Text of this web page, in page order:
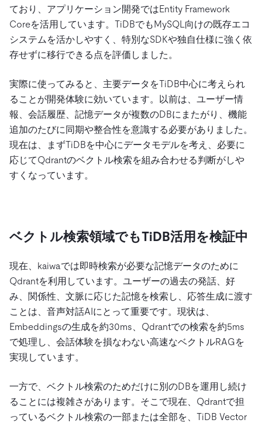
ており、アプリケーション開発ではEntity Framework
Coreを活用しています。TiDBでもMySQL向けの既存エコ
システムを活かしやすく、特別なSDKや独自仕様に強く依
存せずに移行できる点を評価しました。
実際に使ってみると、主要データをTiDB中心に考えられ
ることが開発体験に効いています。以前は、ユーザー情
報、会話履歴、記憶データが複数のDBにまたがり、機能
追加のたびに同期や整合性を意識する必要がありました。
現在は、まずTiDBを中心にデータモデルを考え、必要に
応じてQdrantのベクトル検索を組み合わせる判断がしや
すくなっています。
ベクトル検索領域でもTiDB活用を検証中
現在、kaiwaでは即時検索が必要な記憶データのために
Qdrantを利用しています。ユーザーの過去の発話、好
み、関係性、文脈に応じた記憶を検索し、応答生成に渡す
ことは、音声対話AIにとって重要です。現状は、
Embeddingsの生成を約30ms、Qdrantでの検索を約5ms
で処理し、会話体験を損なわない高速なベクトルRAGを
実現しています。
一方で、ベクトル検索のためだけに別のDBを運用し続け
ることには複雑さがあります。そこで現在、Qdrantで担
っているベクトル検索の一部または全部を、TiDB Vector